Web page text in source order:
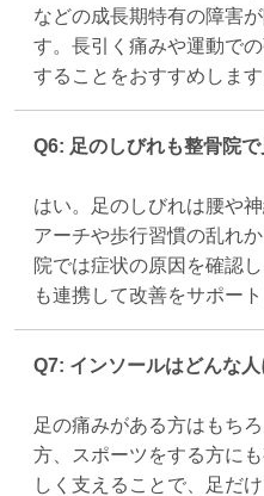
などの成長期特有の障害
す。長引く痛みや運動で
することをおすすめします
Q6: 足のしびれも整骨院
はい。足のしびれは腰や
アーチや歩行習慣の乱れ
院では症状の原因を確認
も連携して改善をサポート
Q7: インソールはどんな
足の痛みがある方はもち
方、スポーツをする方に
しく支えることで、足だ